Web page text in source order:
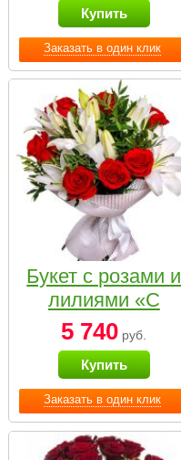
Заказать в один клик
Купить
Заказать в один клик
Букет с розами и
лилиями «С
наилучшими
пожеланиями»
5 740 руб.
Купить